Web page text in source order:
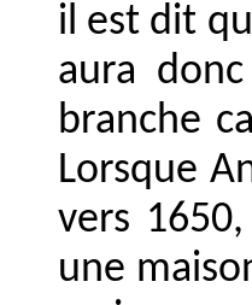
il est dit
aura
branche
Lorsque
vers
une